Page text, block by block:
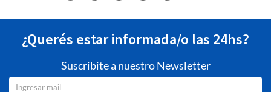
¿Querés estar informada/o las 24hs?
Suscribite a nuestro Newsletter